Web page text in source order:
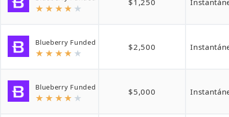
★ ★ ★★ ★
Blueberry Funded
★ ★ ★★ ★ $2,500
Blueberry Funded
★ ★ ★★ ★ $5,000